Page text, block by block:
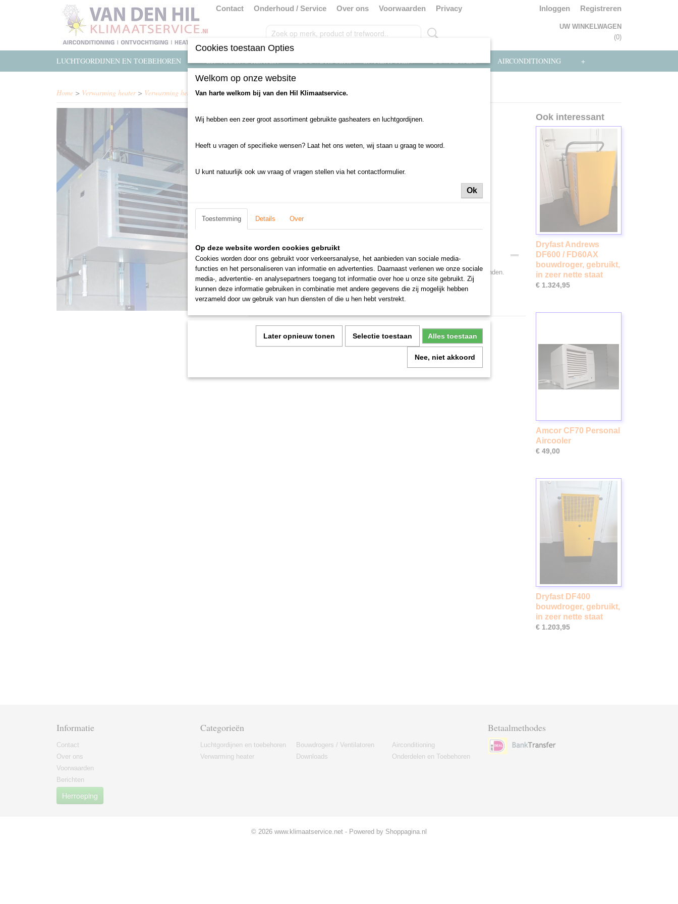
Contact Onderhoud / Service Over ons Voorwaarden Privacy Inloggen Registreren
UW WINKELWAGEN
(0)
LUCHTGORDIJNEN EN TOEBEHOREN VERWARMING HEATER BOUWDROGERS / VENTILATOREN DOWNLOADS AIRCONDITIONING +
Home > Verwarming heater> Verwarming heater nieuw> Propaan luchtverwarmers >Mark propaanheater
Mark propaanheater
€ 0,00 (inclusief btw 21%)
Aantal
IN WINKELWAGEN
Omschrijving
Vrijwel al onze Mark heaters kunnen omgebouwd worden om op propaangas te branden.
Voor meer informatie kunt u ons bellen: 06-28267688
U kunt ook het contactformulier invullen.
Ook interessant
Dryfast Andrews
DF600 / FD60AX
bouwdroger, gebruikt,
in zeer nette staat
€ 1.324,95
Amcor CF70 Personal
Aircooler
€ 49,00
Dryfast DF400
bouwdroger, gebruikt,
in zeer nette staat
€ 1.203,95
Informatie
Contact
Over ons
Voorwaarden
Berichten
Herroeping
Categorieën
Luchtgordijnen en toebehoren
Verwarming heater
Bouwdrogers / Ventilatoren
Downloads
Airconditioning
Onderdelen en Toebehoren
Betaalmethodes
© 2026 www.klimaatservice.net - Powered by Shoppagina.nl
Cookies toestaan Opties
Welkom op onze website
Van harte welkom bij van den Hil Klimaatservice.
Wij hebben een zeer groot assortiment gebruikte gasheaters en luchtgordijnen.
Heeft u vragen of specifieke wensen? Laat het ons weten, wij staan u graag te woord.
U kunt natuurlijk ook uw vraag of vragen stellen via het contactformulier.
Ok
Toestemming Details Over
Op deze website worden cookies gebruikt
Cookies worden door ons gebruikt voor verkeersanalyse, het aanbieden van sociale media-
functies en het personaliseren van informatie en advertenties. Daarnaast verlenen we onze sociale
media-, advertentie- en analysepartners toegang tot informatie over hoe u onze site gebruikt. Zij
kunnen deze informatie gebruiken in combinatie met andere gegevens die zij mogelijk hebben
verzameld door uw gebruik van hun diensten of die u hen hebt verstrekt.
Later opnieuw tonen Selectie toestaan Alles toestaan
Nee, niet akkoord